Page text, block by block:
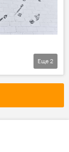
Еще 2